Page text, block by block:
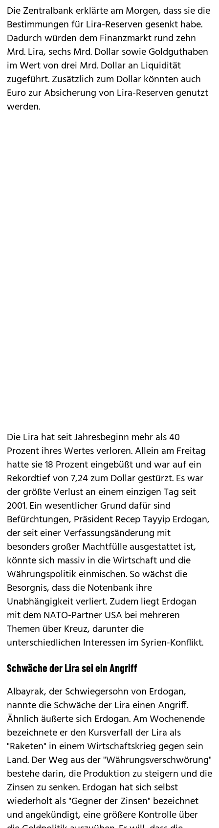
Die Zentralbank erklärte am Morgen, dass sie die
Bestimmungen für Lira-Reserven gesenkt habe.
Dadurch würden dem Finanzmarkt rund zehn
Mrd. Lira, sechs Mrd. Dollar sowie Goldguthaben
im Wert von drei Mrd. Dollar an Liquidität
zugeführt. Zusätzlich zum Dollar könnten auch
Euro zur Absicherung von Lira-Reserven genutzt
werden.
Die Lira hat seit Jahresbeginn mehr als 40
Prozent ihres Wertes verloren. Allein am Freitag
hatte sie 18 Prozent eingebüßt und war auf ein
Rekordtief von 7,24 zum Dollar gestürzt. Es war
der größte Verlust an einem einzigen Tag seit
2001. Ein wesentlicher Grund dafür sind
Befürchtungen, Präsident Recep Tayyip Erdogan,
der seit einer Verfassungsänderung mit
besonders großer Machtfülle ausgestattet ist,
könnte sich massiv in die Wirtschaft und die
Währungspolitik einmischen. So wächst die
Besorgnis, dass die Notenbank ihre
Unabhängigkeit verliert. Zudem liegt Erdogan
mit dem NATO-Partner USA bei mehreren
Themen über Kreuz, darunter die
unterschiedlichen Interessen im Syrien-Konflikt.
Schwäche der Lira sei ein Angriff
Albayrak, der Schwiegersohn von Erdogan,
nannte die Schwäche der Lira einen Angriff.
Ähnlich äußerte sich Erdogan. Am Wochenende
bezeichnete er den Kursverfall der Lira als
"Raketen" in einem Wirtschaftskrieg gegen sein
Land. Der Weg aus der "Währungsverschwörung"
bestehe darin, die Produktion zu steigern und die
Zinsen zu senken. Erdogan hat sich selbst
wiederholt als "Gegner der Zinsen" bezeichnet
und angekündigt, eine größere Kontrolle über